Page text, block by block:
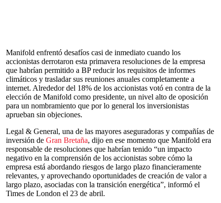
Manifold enfrentó desafíos casi de inmediato cuando los
accionistas derrotaron esta primavera resoluciones de la empresa
que habrían permitido a BP reducir los requisitos de informes
climáticos y trasladar sus reuniones anuales completamente a
internet. Alrededor del 18% de los accionistas votó en contra de la
elección de Manifold como presidente, un nivel alto de oposición
para un nombramiento que por lo general los inversionistas
aprueban sin objeciones.
Legal & General, una de las mayores aseguradoras y compañías de
inversión de Gran Bretaña, dijo en ese momento que Manifold era
responsable de resoluciones que habrían tenido “un impacto
negativo en la comprensión de los accionistas sobre cómo la
empresa está abordando riesgos de largo plazo financieramente
relevantes, y aprovechando oportunidades de creación de valor a
largo plazo, asociadas con la transición energética”, informó el
Times de London el 23 de abril.